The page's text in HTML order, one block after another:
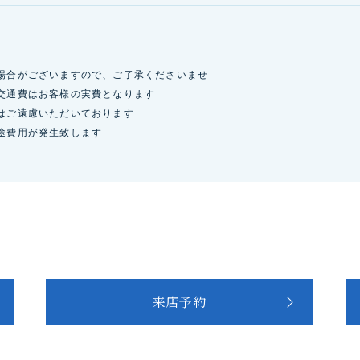
合がございますので、ご了承くださいませ
通費はお客様の実費となります
ご遠慮いただいております
費用が発生致します
来店予約